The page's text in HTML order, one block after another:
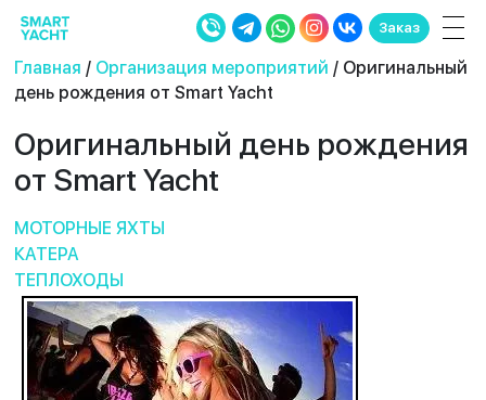
Заказ
Главная / Организация мероприятий / Оригинальный
день рождения от Smart Yacht
Оригинальный день рождения
от Smart Yacht
МОТОРНЫЕ ЯХТЫ
КАТЕРА
ТЕПЛОХОДЫ